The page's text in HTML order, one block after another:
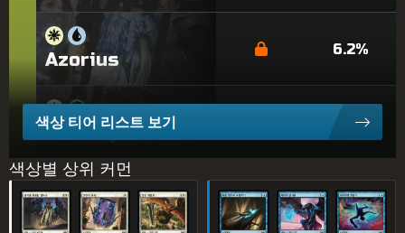
Azorius 6.2%
Selesnya 5.3%
Rakdos 4.4%
색상 티어 리스트 보기
색상별 상위 커먼
용기를 북돋는 감독관안전의 축복 창공 외침꾼 마을 밖으로 도망치기메아리 검사관 사라지게 만들기